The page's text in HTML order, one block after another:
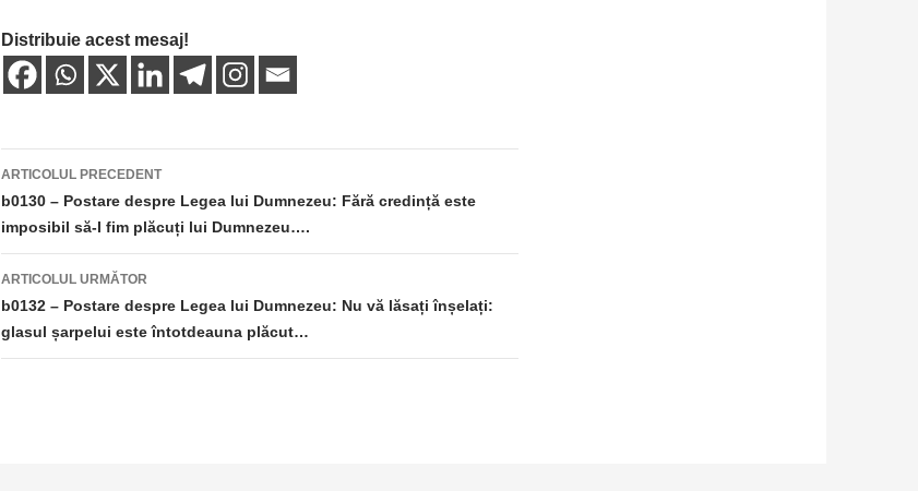
Distribuie acest mesaj!
Navigare
în
articole
ARTICOLUL PRECEDENT
b0130 – Postare despre Legea lui Dumnezeu: Fără credință este
imposibil să-I fim plăcuți lui Dumnezeu….
ARTICOLUL URMĂTOR
b0132 – Postare despre Legea lui Dumnezeu: Nu vă lăsați înșelați:
glasul șarpelui este întotdeauna plăcut…